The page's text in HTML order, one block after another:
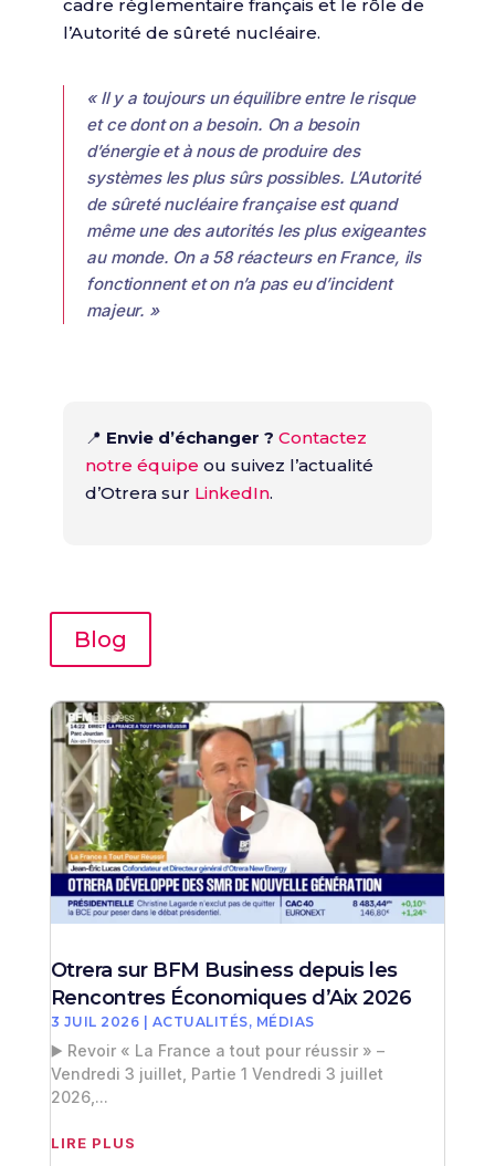
cadre réglementaire français et le rôle de
l’Autorité de sûreté nucléaire.
« Il y a toujours un équilibre entre le risque
et ce dont on a besoin. On a besoin
d’énergie et à nous de produire des
systèmes les plus sûrs possibles. L’Autorité
de sûreté nucléaire française est quand
même une des autorités les plus exigeantes
au monde. On a 58 réacteurs en France, ils
fonctionnent et on n’a pas eu d’incident
majeur. »
📍 Envie d’échanger ? Contactez
notre équipe ou suivez l’actualité
d’Otrera sur LinkedIn.
Blog
Otrera sur BFM Business depuis les
Rencontres Économiques d’Aix 2026
3 JUIL 2026 | ACTUALITÉS, MÉDIAS
▶️ Revoir « La France a tout pour réussir » –
Vendredi 3 juillet, Partie 1 Vendredi 3 juillet
2026,...
LIRE PLUS